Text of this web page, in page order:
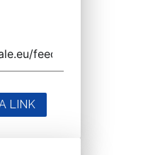
LINK